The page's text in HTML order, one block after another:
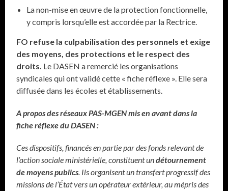
La non-mise en œuvre de la protection fonctionnelle,
y compris lorsqu’elle est accordée par la Rectrice.
FO refuse la culpabilisation des personnels et exige
des moyens, des protections et le respect des
droits. Le DASEN a remercié les organisations
syndicales qui ont validé cette « fiche réflexe ». Elle sera
diffusée dans les écoles et établissements.
A propos des réseaux PAS-MGEN mis en avant dans la
fiche réflexe du DASEN :
Ces dispositifs, financés en partie par des fonds relevant de
l’action sociale ministérielle, constituent undétournement
de moyens publics. Ils organisent un transfert progressif des
missions de l’État vers un opérateur extérieur, au mépris des